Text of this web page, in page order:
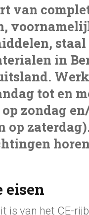
van
staal
in
tot en
zondag
op
eisen
is van het CE-